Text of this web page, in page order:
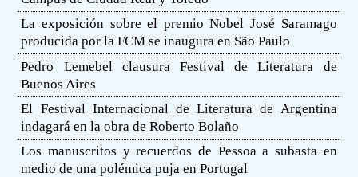
La exposición sobre el premio Nobel José Saramago
producida por la FCM se inaugura en São Paulo
Pedro Lemebel clausura Festival de Literatura de
Buenos Aires
El Festival Internacional de Literatura de Argentina
indagará en la obra de Roberto Bolaño
Los manuscritos y recuerdos de Pessoa a subasta en
medio de una polémica puja en Portugal